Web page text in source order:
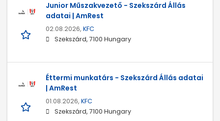
Junior Műszakvezető - Szekszárd Állás
adatai | AmRest
02.08.2026, KFC
Szekszárd, 7100 Hungary
Éttermi munkatárs - Szekszárd Állás adatai
| AmRest
01.08.2026, KFC
Szekszárd, 7100 Hungary